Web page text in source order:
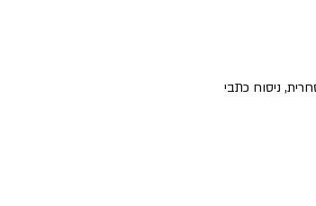
ניסוח כתבי